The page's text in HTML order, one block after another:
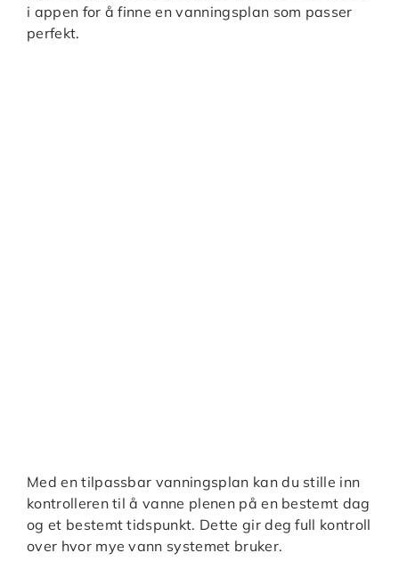
i appen for å finne en vanningsplan som passer
perfekt.
Med en tilpassbar vanningsplan kan du stille inn
kontrolleren til å vanne plenen på en bestemt dag
og et bestemt tidspunkt. Dette gir deg full kontroll
over hvor mye vann systemet bruker.